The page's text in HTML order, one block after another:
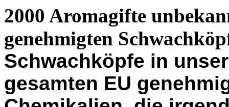
2000 Aromagifte
genehmigten
Schwachköpfe in
gesamten EU